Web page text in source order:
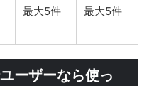
最大5件 最大5件
ーザーなら使っ